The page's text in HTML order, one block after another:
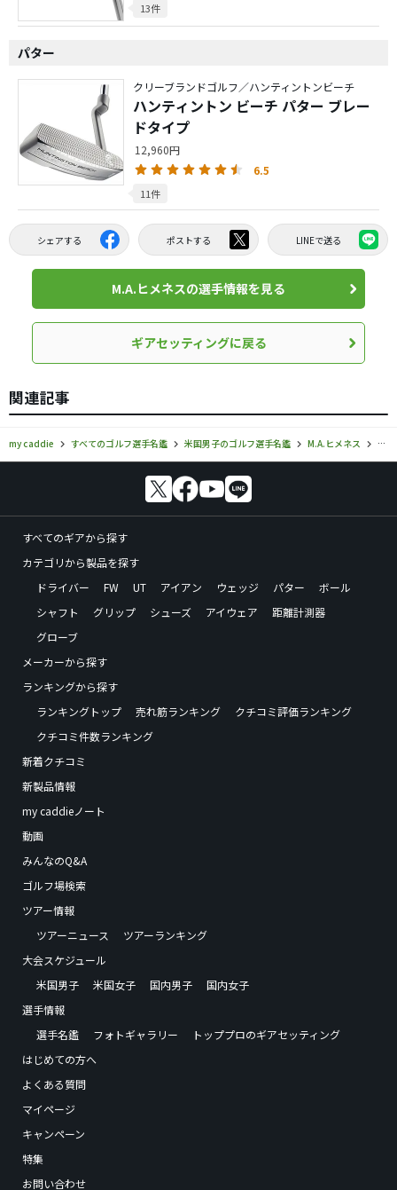
13件
パター
クリーブランドゴルフ／ハンティントンビーチ
ハンティントン ビーチ パター ブレー
ドタイプ
12,960円
6.5
11件
シェアする ポストする LINEで送る
M.A.ヒメネスの選手情報を見る
ギアセッティングに戻る
関連記事
my caddie すべてのゴルフ選手名鑑 米国男子のゴルフ選手名鑑 M.A.ヒメネス
すべてのギアから探す
カテゴリから製品を探す
ドライバー
FW UT アイアン ウェッジ パター
ボール
シャフト
グリップ シューズ アイウェア
距離計測器
グローブ
メーカーから探す
ランキングから探す
ランキングトップ
売れ筋ランキング
クチコミ評価ランキング
クチコミ件数ランキング
新着クチコミ
新製品情報
my caddieノート
動画
みんなのQ&A
ゴルフ場検索
ツアー情報
ツアーニュース
ツアーランキング
大会スケジュール
米国男子
米国女子 国内男子
国内女子
選手情報
選手名鑑
フォトギャラリー
トッププロのギアセッティング
はじめての方へ
よくある質問
マイページ
キャンペーン
特集
お問い合わせ